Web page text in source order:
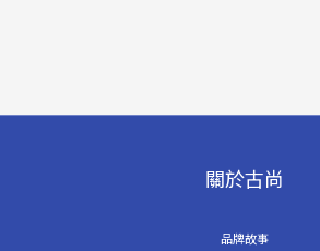
關於古尚
品牌故事